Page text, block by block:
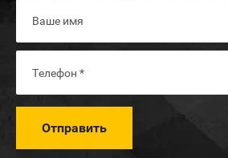
Отправить